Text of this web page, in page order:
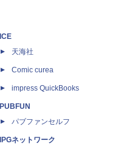
ICE
天海社
Comic curea
impress QuickBooks
PUBFUN
パブファンセルフ
IPGネットワーク